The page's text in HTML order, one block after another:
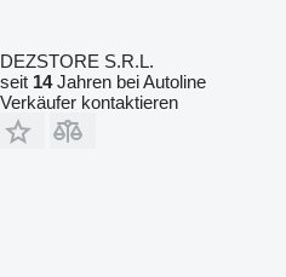
DEZSTORE S.R.L.
seit 14Jahren bei Autoline
Verkäufer kontaktieren